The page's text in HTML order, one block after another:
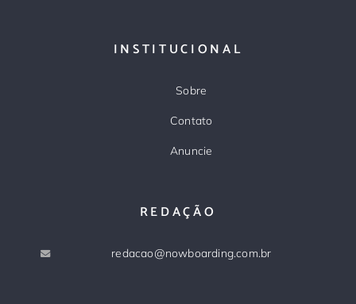
INSTITUCIONAL
Sobre
Contato
Anuncie
REDAÇÃO
redacao@nowboarding.com.br